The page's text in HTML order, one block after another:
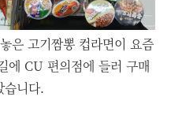
은 고기짬뽕 컵라면이 요즘
에 CU 편의점에 들러 구매
습니다.